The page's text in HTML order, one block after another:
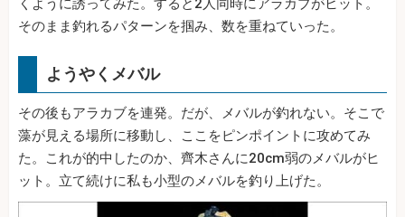
そのまま釣れるパターンを掴み、数を重ねていった。
ようやくメバル
その後もアラカブを連発。だが、メバルが釣れない。そこで
藻が見える場所に移動し、ここをピンポイントに攻めてみ
た。これが的中したのか、齊木さんに20cm弱のメバルがヒ
ット。立て続けに私も小型のメバルを釣り上げた。